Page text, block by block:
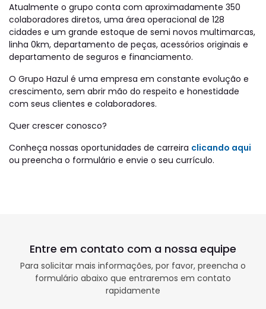
Atualmente o grupo conta com aproximadamente 350
colaboradores diretos, uma área operacional de 128
cidades e um grande estoque de semi novos multimarcas,
linha 0km, departamento de peças, acessórios originais e
departamento de seguros e financiamento.
O Grupo Hazul é uma empresa em constante evolução e
crescimento, sem abrir mão do respeito e honestidade
com seus clientes e colaboradores.
Quer crescer conosco?
Conheça nossas oportunidades de carreira clicando aqui
ou preencha o formulário e envie o seu currículo.
Entre em contato com a nossa equipe
Para solicitar mais informações, por favor, preencha o
formulário abaixo que entraremos em contato
rapidamente